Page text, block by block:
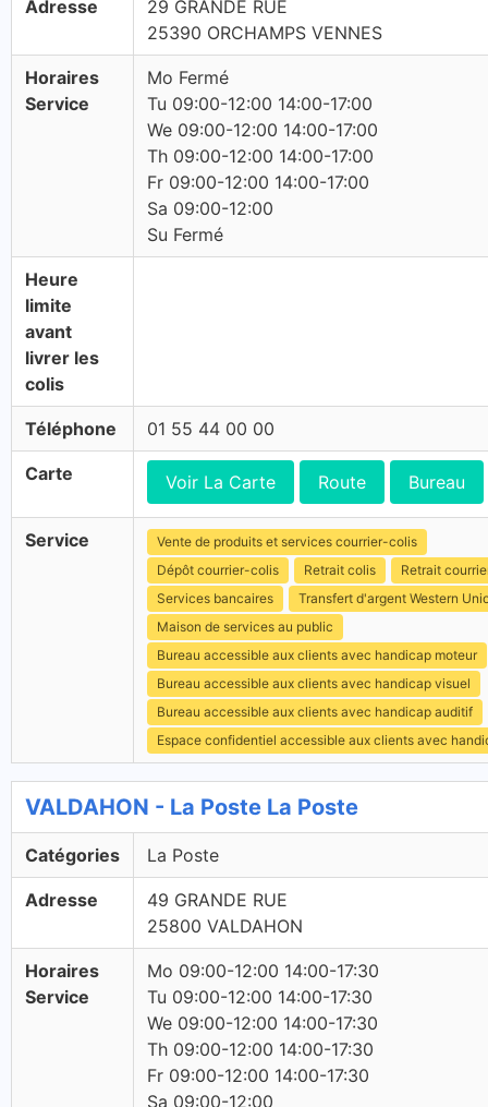
Adresse
29 GRANDE RUE
25390 ORCHAMPS VENNES
Horaires
Service
Mo Fermé
Tu 09:00-12:00 14:00-17:00
We 09:00-12:00 14:00-17:00
Th 09:00-12:00 14:00-17:00
Fr 09:00-12:00 14:00-17:00
Sa 09:00-12:00
Su Fermé
Heure
limite
avant
livrer les
colis
Téléphone 01 55 44 00 00
Carte Voir La Carte Route Bureau
Service
Vente de produits et services courrier-colis
Dépôt courrier-colis
Retrait colis
Retrait
Services bancaires
Transfert d'argent Western
Maison de services au public
Bureau accessible aux clients avec handicap moteur
Bureau accessible aux clients avec handicap visuel
Bureau accessible aux clients avec handicap auditif
Espace confidentiel accessible aux clients avec
VALDAHON - La Poste La Poste
Catégories La Poste
Adresse
49 GRANDE RUE
25800 VALDAHON
Horaires
Service
Mo 09:00-12:00 14:00-17:30
Tu 09:00-12:00 14:00-17:30
We 09:00-12:00 14:00-17:30
Th 09:00-12:00 14:00-17:30
Fr 09:00-12:00 14:00-17:30
Sa 09:00-12:00